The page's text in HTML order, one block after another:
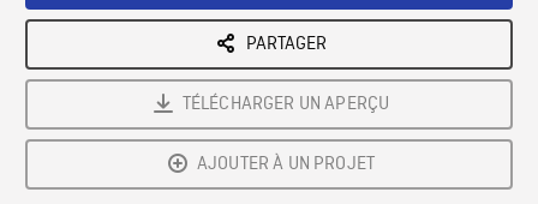
PARTAGER
TÉLÉCHARGER UN APERÇU
AJOUTER À UN PROJET